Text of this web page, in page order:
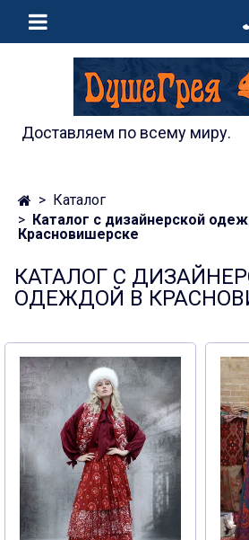
Доставляем по всему миру.
Каталог
Каталог с дизайнерской
Красновишерске
КАТАЛОГ С
ОДЕЖДОЙ В